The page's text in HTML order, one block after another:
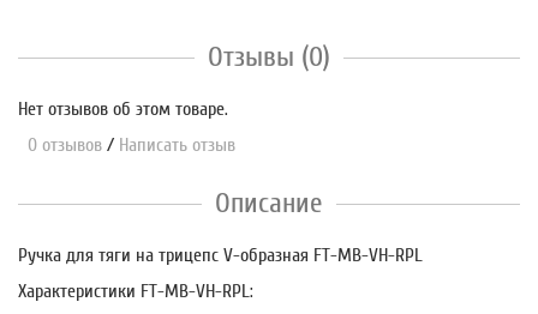
Отзывы (0)
Нет отзывов об этом товаре.
0 отзывов / Написать отзыв
Описание
Ручка для тяги на трицепс V-образная FT-MB-VH-RPL
Характеристики FT-MB-VH-RPL: